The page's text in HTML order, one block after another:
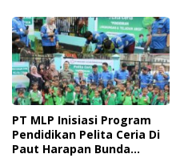
PT MLP Inisiasi Program
Pendidikan Pelita Ceria Di
Paut Harapan Bunda